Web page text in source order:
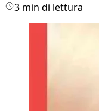
3 min di lettura